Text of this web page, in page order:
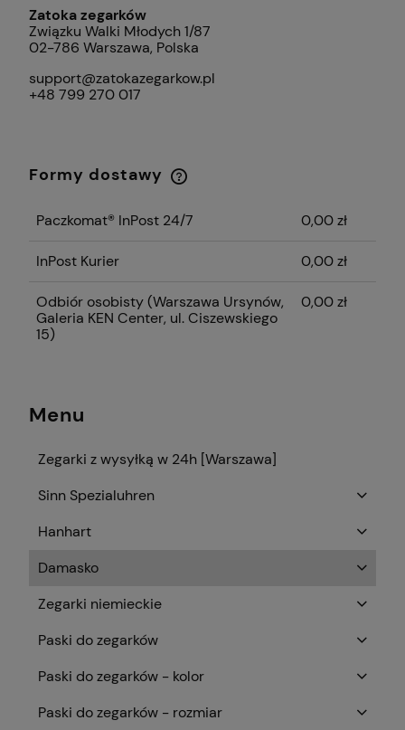
Zatoka zegarków
Związku Walki Młodych 1/87
02-786 Warszawa, Polska
support@zatokazegarkow.pl
+48 799 270 017
Formy dostawy
Cena nie zawiera ewentualnych kosztów
Paczkomat® InPost 24/7 0,00 zł
InPost Kurier 0,00 zł
Odbiór osobisty(Warszawa Ursynów,
Galeria KEN Center, ul. Ciszewskiego
15)
0,00 zł
Menu
Zegarki z wysyłką w 24h [Warszawa]
Sinn Spezialuhren
Hanhart
Damasko
Zegarki niemieckie
Paski do zegarków
Paski do zegarków - kolor
Paski do zegarków - rozmiar